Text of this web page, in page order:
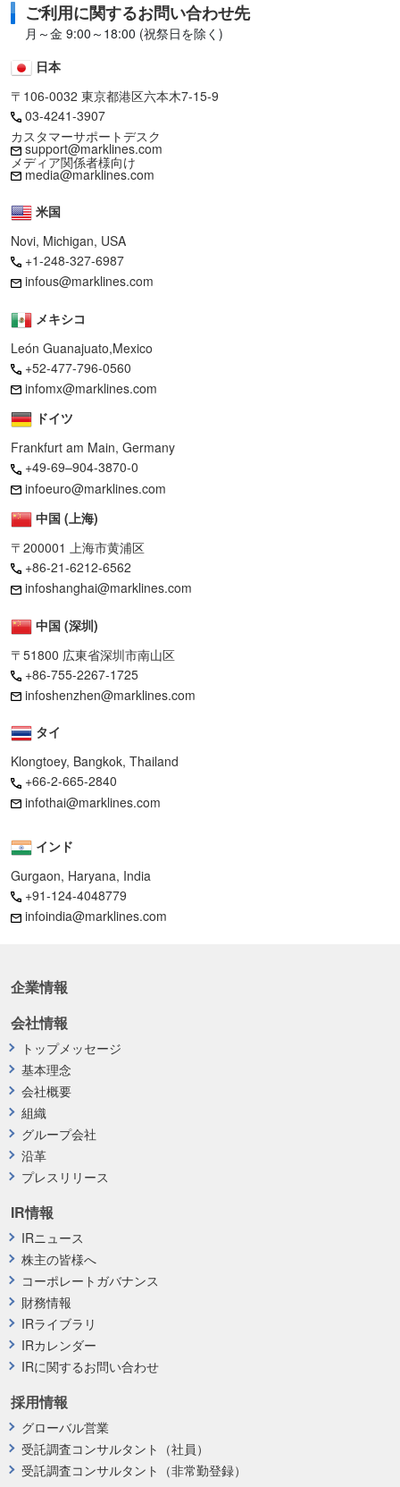
ご利用に関するお問い合わせ先
月～金 9:00～18:00 (祝祭日を除く)
日本
〒106-0032 東京都港区六本木7-15-9
03-4241-3907
カスタマーサポートデスク
support@marklines.com
メディア関係者様向け
media@marklines.com
米国
Novi, Michigan, USA
+1-248-327-6987
infous@marklines.com
メキシコ
León Guanajuato,Mexico
+52-477-796-0560
infomx@marklines.com
ドイツ
Frankfurt am Main, Germany
+49-69–904-3870-0
infoeuro@marklines.com
中国 (上海)
〒200001 上海市黄浦区
+86-21-6212-6562
infoshanghai@marklines.com
中国 (深圳)
〒51800 広東省深圳市南山区
+86-755-2267-1725
infoshenzhen@marklines.com
タイ
Klongtoey, Bangkok, Thailand
+66-2-665-2840
infothai@marklines.com
インド
Gurgaon, Haryana, India
+91-124-4048779
infoindia@marklines.com
企業情報
採用情報
グローバル営業
受託調査コンサルタント（社員）
受託調査コンサルタント（非常勤登録）
会社情報
トップメッセージ
基本理念
会社概要
組織
グループ会社
沿革
プレスリリース
IR情報
IRニュース
株主の皆様へ
コーポレートガバナンス
財務情報
IRライブラリ
IRカレンダー
IRに関するお問い合わせ